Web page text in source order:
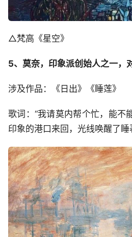
△梵高《星空》
5、莫奈，印象派创始人之一，
涉及作品：《日出》《睡莲》
歌词：“我请莫内帮个忙，能不
印象的港口来回，光线唤醒了睡